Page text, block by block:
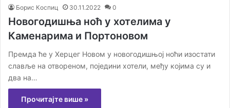
Борис Коспиц 30.11.2022 0
Новогодишња ноћ у хотелима у
Каменарима и Портоновом
Премда ће у Херцег Новом у новогодишњој ноћи изостати
славље на отвореном, поједини хотели, међу којима су и
два на…
Прочитајте више »